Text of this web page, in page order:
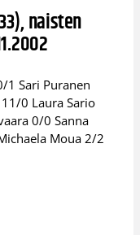
naisten
1 Sari Puranen
0 Laura Sario
0/0 Sanna
Moua 2/2